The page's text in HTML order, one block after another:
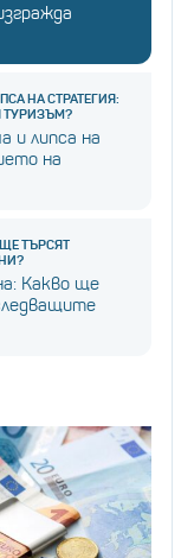
НА СТРАТЕГИЯ:
ТУРИЗЪМ?
и липса на
на
ТЪРСЯТ
Какво ще